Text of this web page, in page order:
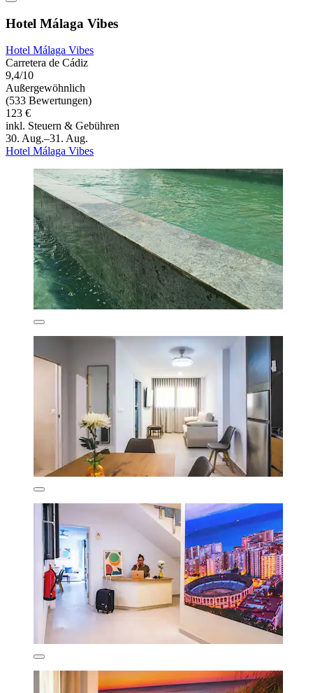
Hotel Málaga Vibes
Hotel Málaga Vibes
Carretera de Cádiz
9,4/10
Außergewöhnlich
(533 Bewertungen)
123 €
inkl. Steuern & Gebühren
30. Aug.–31. Aug.
Hotel Málaga Vibes